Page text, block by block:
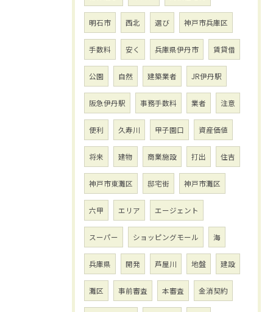
明石市 西北 選び 神戸市兵庫区
手数料 安く 兵庫県伊丹市 賃貸借
公園 自然 建築業者 JR伊丹駅
阪急伊丹駅 事務手数料 業者 注意
便利 久寿川 甲子園口 資産価値
将来 建物 商業施設 打出 住吉
神戸市東灘区 邸宅街 神戸市灘区
六甲 エリア エージェント
スーパー ショッピングモール 海
兵庫県 開発 芦屋川 地盤 建設
灘区 事前審査 本審査 金消契約